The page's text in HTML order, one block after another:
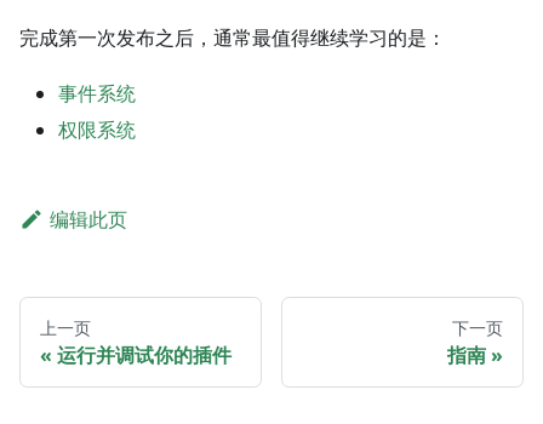
完成第一次发布之后，通常最值得继续学习的是：
事件系统
权限系统
编辑此页
上一页
运行并调试你的插件
下一页
指南